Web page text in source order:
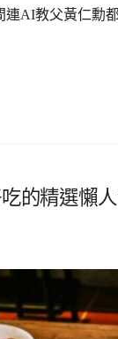
AI教父黃仁勳
吃的精選懶